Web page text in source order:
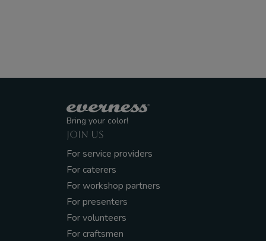
Bring your color!
JOIN US
For service providers
For caterers
For workshop partners
For presenters
For volunteers
For craftsmen